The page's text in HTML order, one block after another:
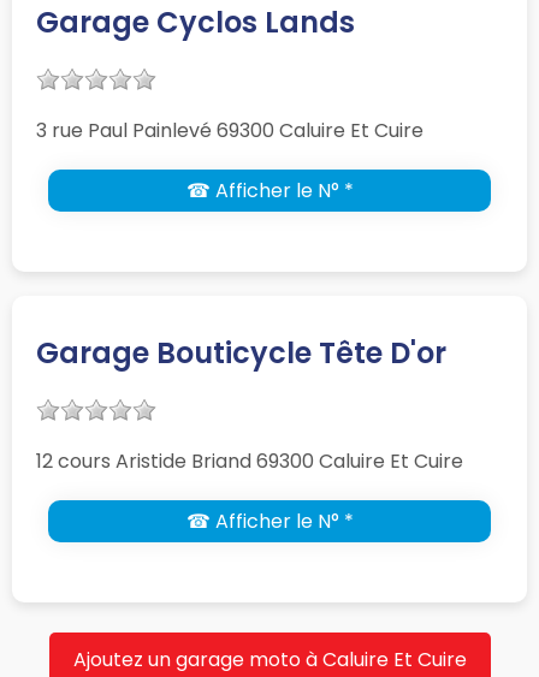
Garage Cyclos Lands
3 rue Paul Painlevé 69300 Caluire Et Cuire
☎ Afficher le N° *
Garage Bouticycle Tête D'or
12 cours Aristide Briand 69300 Caluire Et Cuire
☎ Afficher le N° *
Ajoutez un garage moto à Caluire Et Cuire